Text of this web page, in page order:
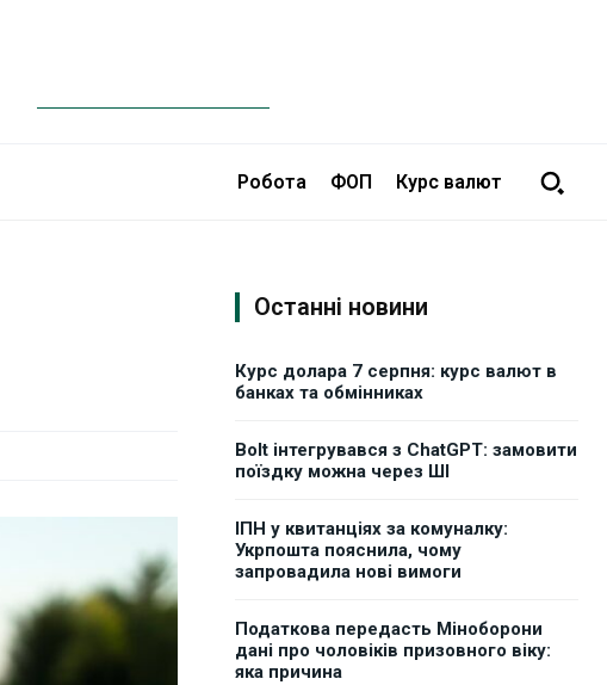
Робота ФОП Курс валют
Останні новини
Курс долара 7 серпня: курс валют в
банках та обмінниках
Bolt інтегрувався з ChatGPT: замовити
поїздку можна через ШІ
ІПН у квитанціях за комуналку:
Укрпошта пояснила, чому
запровадила нові вимоги
Податкова передасть Міноборони
дані про чоловіків призовного віку:
яка причина